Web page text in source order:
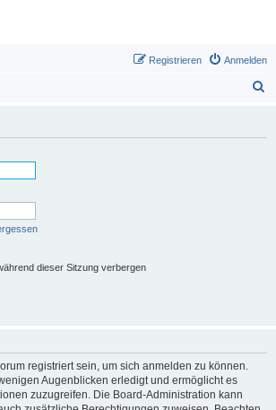
Anmelden
Registrieren
dieser Sitzung verbergen
registriert sein, um sich anmelden zu können.
Augenblicken erledigt und ermöglicht es
zuzugreifen. Die Board-Administration kann